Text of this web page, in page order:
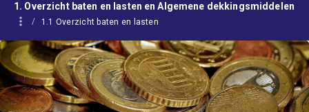
1. Overzicht baten en lasten en Algemene dekkingsmiddelen
1.1 Overzicht baten en lasten